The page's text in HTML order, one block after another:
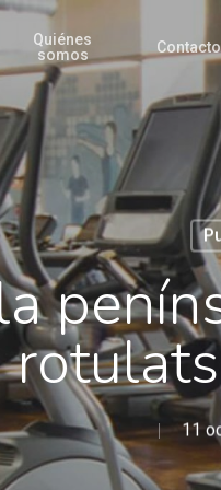
Quiénes
somos
Contacto
11